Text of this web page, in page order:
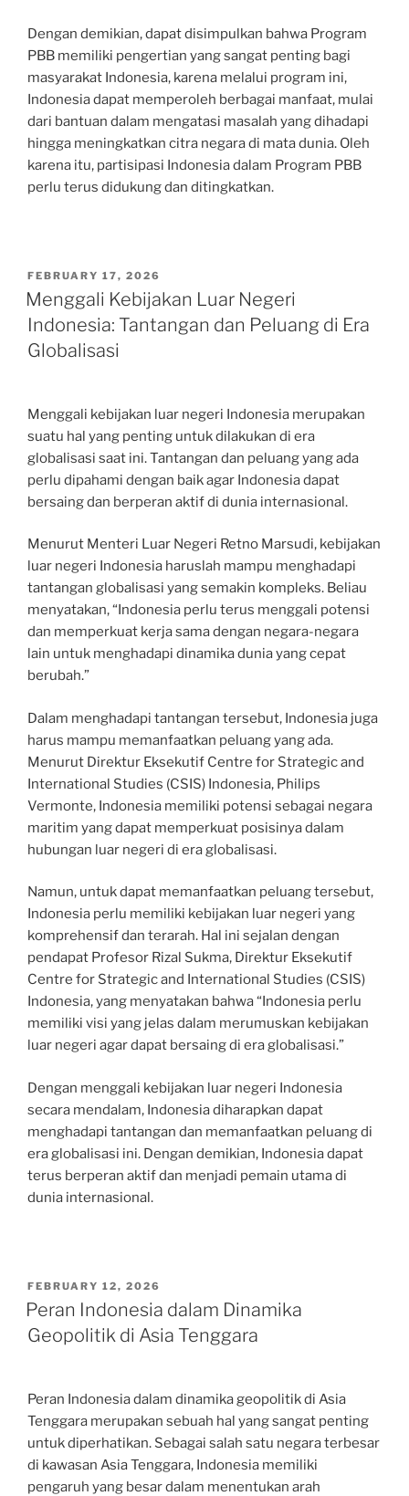
Dengan demikian, dapat disimpulkan bahwa Program
PBB memiliki pengertian yang sangat penting bagi
masyarakat Indonesia, karena melalui program ini,
Indonesia dapat memperoleh berbagai manfaat, mulai
dari bantuan dalam mengatasi masalah yang dihadapi
hingga meningkatkan citra negara di mata dunia. Oleh
karena itu, partisipasi Indonesia dalam Program PBB
perlu terus didukung dan ditingkatkan.
POSTED
ON
FEBRUARY 17, 2026
Menggali Kebijakan Luar Negeri
Indonesia: Tantangan dan Peluang di Era
Globalisasi
Menggali kebijakan luar negeri Indonesia merupakan
suatu hal yang penting untuk dilakukan di era
globalisasi saat ini. Tantangan dan peluang yang ada
perlu dipahami dengan baik agar Indonesia dapat
bersaing dan berperan aktif di dunia internasional.
Menurut Menteri Luar Negeri Retno Marsudi, kebijakan
luar negeri Indonesia haruslah mampu menghadapi
tantangan globalisasi yang semakin kompleks. Beliau
menyatakan, “Indonesia perlu terus menggali potensi
dan memperkuat kerja sama dengan negara-negara
lain untuk menghadapi dinamika dunia yang cepat
berubah.”
Dalam menghadapi tantangan tersebut, Indonesia juga
harus mampu memanfaatkan peluang yang ada.
Menurut Direktur Eksekutif Centre for Strategic and
International Studies (CSIS) Indonesia, Philips
Vermonte, Indonesia memiliki potensi sebagai negara
maritim yang dapat memperkuat posisinya dalam
hubungan luar negeri di era globalisasi.
Namun, untuk dapat memanfaatkan peluang tersebut,
Indonesia perlu memiliki kebijakan luar negeri yang
komprehensif dan terarah. Hal ini sejalan dengan
pendapat Profesor Rizal Sukma, Direktur Eksekutif
Centre for Strategic and International Studies (CSIS)
Indonesia, yang menyatakan bahwa “Indonesia perlu
memiliki visi yang jelas dalam merumuskan kebijakan
luar negeri agar dapat bersaing di era globalisasi.”
Dengan menggali kebijakan luar negeri Indonesia
secara mendalam, Indonesia diharapkan dapat
menghadapi tantangan dan memanfaatkan peluang di
era globalisasi ini. Dengan demikian, Indonesia dapat
terus berperan aktif dan menjadi pemain utama di
dunia internasional.
POSTED
ON
FEBRUARY 12, 2026
Peran Indonesia dalam Dinamika
Geopolitik di Asia Tenggara
Peran Indonesia dalam dinamika geopolitik di Asia
Tenggara merupakan sebuah hal yang sangat penting
untuk diperhatikan. Sebagai salah satu negara terbesar
di kawasan Asia Tenggara, Indonesia memiliki
pengaruh yang besar dalam menentukan arah